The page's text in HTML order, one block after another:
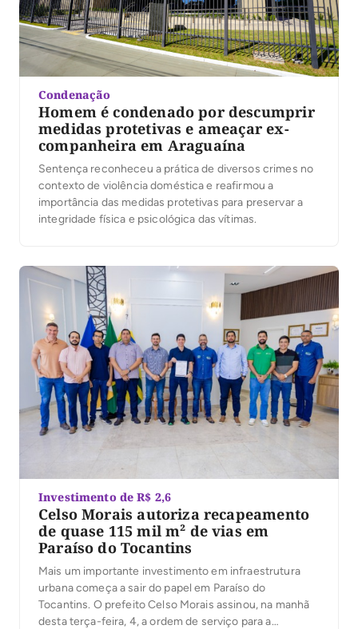
Condenação
Homem é condenado por descumprir
medidas protetivas e ameaçar ex-
companheira em Araguaína
Sentença reconheceu a prática de diversos crimes no
contexto de violência doméstica e reafirmou a
importância das medidas protetivas para preservar a
integridade física e psicológica das vítimas.
Investimento de R$ 2,6
Celso Morais autoriza recapeamento
de quase 115 mil m² de vias em
Paraíso do Tocantins
Mais um importante investimento em infraestrutura
urbana começa a sair do papel em Paraíso do
Tocantins. O prefeito Celso Morais assinou, na manhã
desta terça-feira, 4, a ordem de serviço para a